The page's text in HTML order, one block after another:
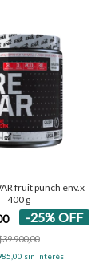
fruit punch env.x
400 g
-25% OFF
sin interés